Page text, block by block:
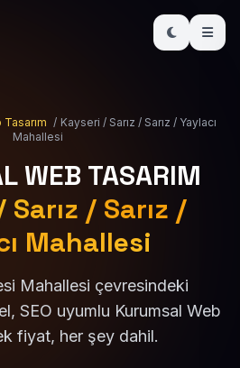
/ Kayseri / Sarız / Sarız / Yaylacı
Mahallesi
WEB TASARIM
/ Sarız /
Mahallesi
Mahallesi çevresindeki
SEO uyumlu Kurumsal Web
fiyat, her şey dahil.